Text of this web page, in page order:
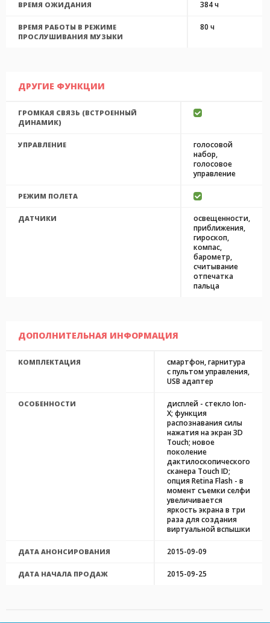
ВРЕМЯ ОЖИДАНИЯ 384 ч
ВРЕМЯ РАБОТЫ В РЕЖИМЕ
ПРОСЛУШИВАНИЯ МУЗЫКИ
80 ч
ДРУГИЕ ФУНКЦИИ
ГРОМКАЯ СВЯЗЬ (ВСТРОЕННЫЙ
ДИНАМИК)
УПРАВЛЕНИЕ
голосовой
набор,
голосовое
управление
РЕЖИМ ПОЛЕТА
ДАТЧИКИ
освещенности,
приближения,
гироскоп,
компас,
барометр,
считывание
отпечатка
пальца
ДОПОЛНИТЕЛЬНАЯ ИНФОРМАЦИЯ
КОМПЛЕКТАЦИЯ
смартфон, гарнитура
с пультом управления,
USB адаптер
ОСОБЕННОСТИ
дисплей - стекло Ion-
X; функция
распознавания силы
нажатия на экран 3D
Touch; новое
поколение
дактилоскопического
сканера Touch ID;
опция Retina Flash - в
момент съемки селфи
увеличивается
яркость экрана в три
раза для создания
виртуальной вспышки
ДАТА АНОНСИРОВАНИЯ 2015-09-09
ДАТА НАЧАЛА ПРОДАЖ 2015-09-25